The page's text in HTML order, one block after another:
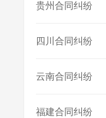
贵州合同纠纷
四川合同纠纷
云南合同纠纷
福建合同纠纷